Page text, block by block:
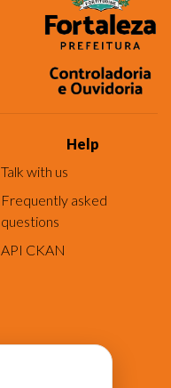
Help
Talk with us
Frequently asked
questions
API CKAN